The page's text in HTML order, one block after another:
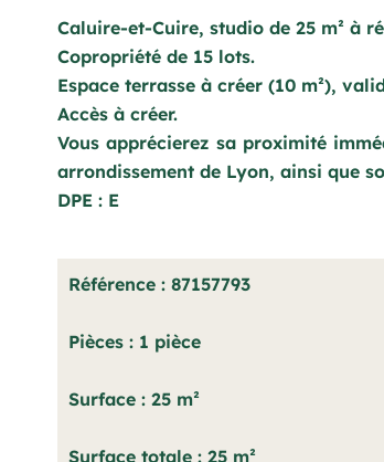
Caluire-et-Cuire, studio de 25 m² à
Copropriété de 15 lots.
Espace terrasse à créer (10 m²),
Accès à créer.
Vous apprécierez sa proximité
arrondissement de Lyon, ainsi que
DPE : E
Référence 87157793
Pièces 1 pièce
Surface 25 m²
Surface totale 25 m²